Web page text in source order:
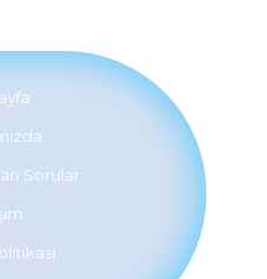
Sorular